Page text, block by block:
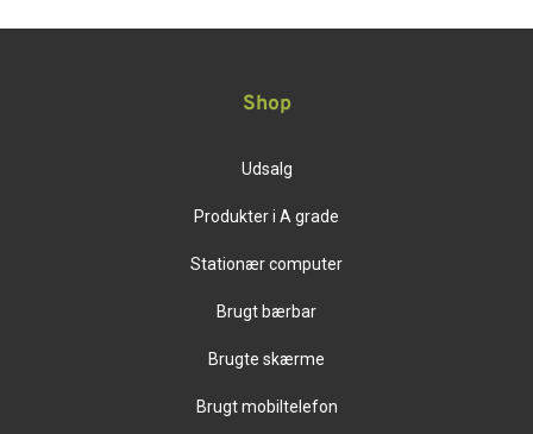
Shop
Udsalg
Produkter i A grade
Stationær computer
Brugt bærbar
Brugte skærme
Brugt mobiltelefon